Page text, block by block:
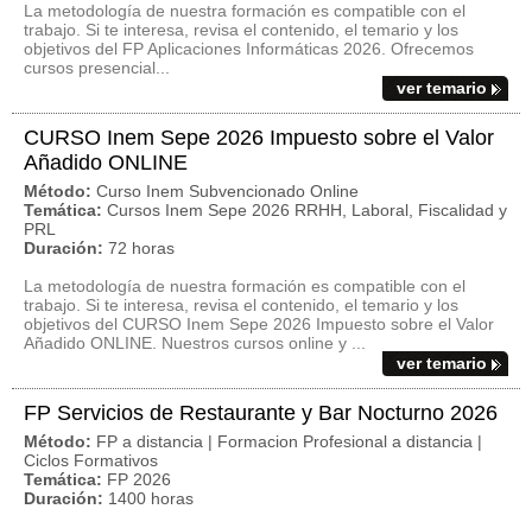
La metodología de nuestra formación es compatible con el
trabajo. Si te interesa, revisa el contenido, el temario y los
objetivos del FP Aplicaciones Informáticas 2026. Ofrecemos
cursos presencial...
ver temario
CURSO Inem Sepe 2026 Impuesto sobre el Valor
Añadido ONLINE
Método: Curso Inem Subvencionado Online
Temática: Cursos Inem Sepe 2026 RRHH, Laboral, Fiscalidad y
PRL
Duración: 72 horas
La metodología de nuestra formación es compatible con el
trabajo. Si te interesa, revisa el contenido, el temario y los
objetivos del CURSO Inem Sepe 2026 Impuesto sobre el Valor
Añadido ONLINE. Nuestros cursos online y ...
ver temario
FP Servicios de Restaurante y Bar Nocturno 2026
Método: FP a distancia | Formacion Profesional a distancia |
Ciclos Formativos
Temática: FP 2026
Duración: 1400 horas